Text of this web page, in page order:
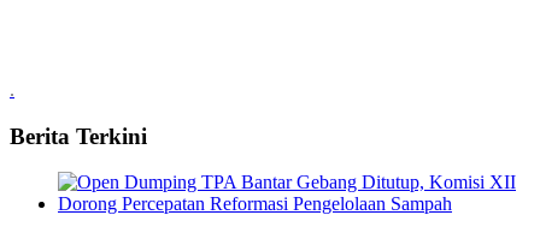
.
Berita Terkini